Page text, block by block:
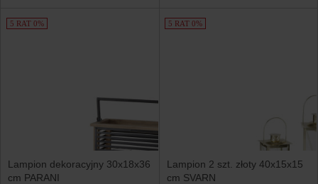
5 RAT 0%
Lampion dekoracyjny 30x18x36
cm PARANI
5 RAT 0%
Lampion 2 szt. złoty 40x15x15
cm SVARN